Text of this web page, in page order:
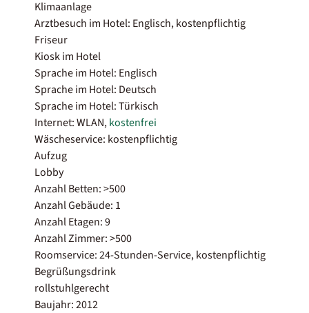
Klimaanlage
Arztbesuch im Hotel: Englisch, kostenpflichtig
Friseur
Kiosk im Hotel
Sprache im Hotel: Englisch
Sprache im Hotel: Deutsch
Sprache im Hotel: Türkisch
Internet: WLAN,kostenfrei
Wäscheservice: kostenpflichtig
Aufzug
Lobby
Anzahl Betten: >500
Anzahl Gebäude: 1
Anzahl Etagen: 9
Anzahl Zimmer: >500
Roomservice: 24-Stunden-Service, kostenpflichtig
Begrüßungsdrink
rollstuhlgerecht
Baujahr: 2012